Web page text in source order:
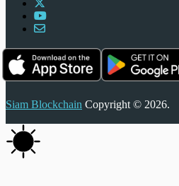
Siam Blockchain Copyright © 2026.